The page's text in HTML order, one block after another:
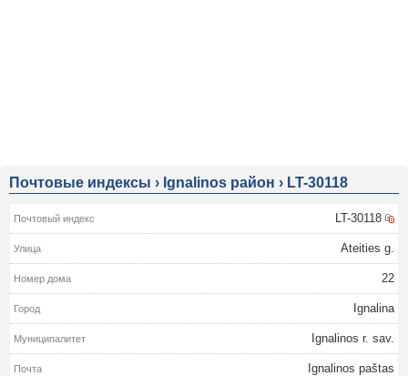
Почтовые индексы › Ignalinos район › LT-30118
LT-30118
Ateities g.
22
Ignalina
Ignalinos r. sav.
Ignalinos paštas